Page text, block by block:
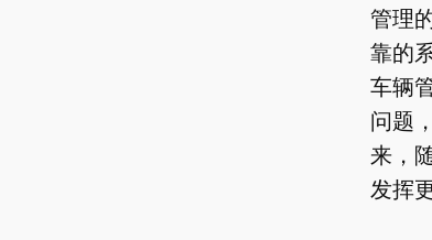
管理
靠的
车辆
问题
来，
发挥